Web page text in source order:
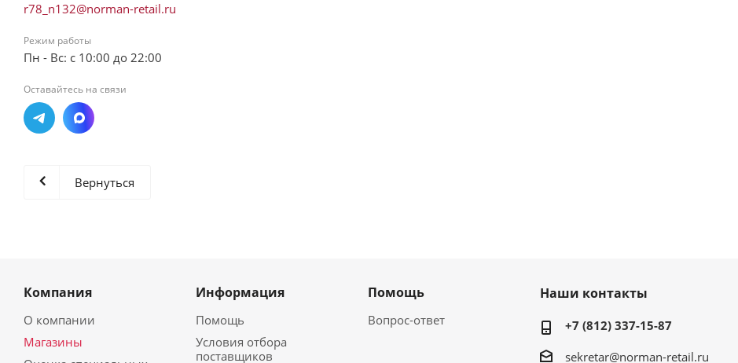
r78_n132@norman-retail.ru
Режим работы
Пн - Вс: с 10:00 до 22:00
Оставайтесь на связи
Вернуться
Компания
О компании
Магазины
Информация
Помощь
Условия отбора
поставщиков
Помощь
Вопрос-ответ
Наши контакты
+7 (812) 337-15-87
sekretar@norman-retail.ru